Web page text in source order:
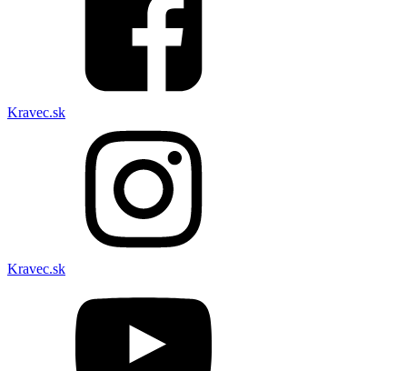
Kravec.sk
Kravec.sk